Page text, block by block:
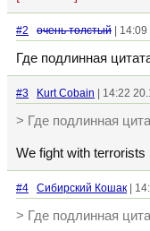
#2 очень толстый |
Где подлинная
#3 Kurt Cobain | 14:22
> Где подлинная
We fight with terrorists
#4 Сибирский Кошак |
> Где подлинная